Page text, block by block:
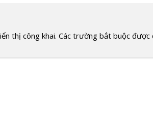
thị công khai. Các trường bắt buộc được